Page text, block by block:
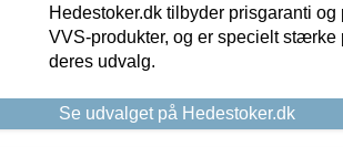
Hedestoker.dk tilbyder prisgaranti
VVS-produkter, og er specielt stærke
deres udvalg.
Se udvalget på Hedestoker.dk